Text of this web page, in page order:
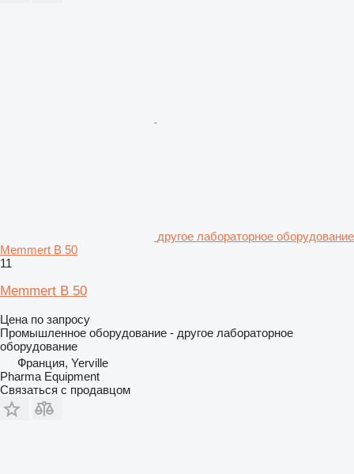
другое лабораторное оборудование
Memmert B 50
11
Memmert B 50
Цена по запросу
Промышленное оборудование - другое лабораторное
оборудование
Франция, Yerville
Pharma Equipment
Связаться с продавцом